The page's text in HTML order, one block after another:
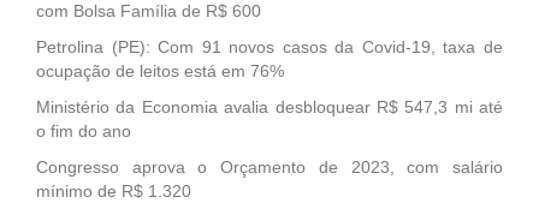
com Bolsa Família de R$ 600
Petrolina (PE): Com 91 novos casos da Covid-19, taxa de
ocupação de leitos está em 76%
Ministério da Economia avalia desbloquear R$ 547,3 mi até
o fim do ano
Congresso aprova o Orçamento de 2023, com salário
mínimo de R$ 1.320